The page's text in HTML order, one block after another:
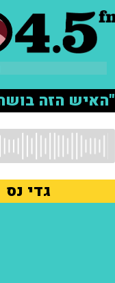
"האיש הזה
גדי נס